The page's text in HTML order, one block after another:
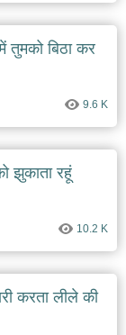
तुमको बिठा कर
9.6 K
झुकाता रहूं
10.2 K
करता लीले की